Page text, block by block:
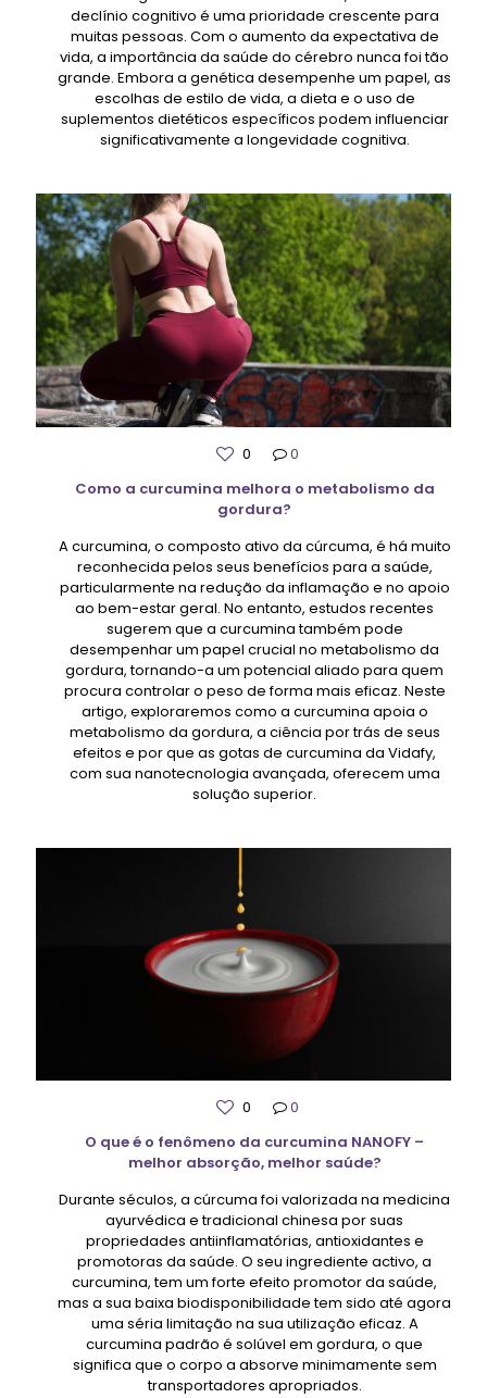
declínio cognitivo é uma prioridade crescente para
muitas pessoas. Com o aumento da expectativa de
vida, a importância da saúde do cérebro nunca foi tão
grande. Embora a genética desempenhe um papel, as
escolhas de estilo de vida, a dieta e o uso de
suplementos dietéticos específicos podem influenciar
significativamente a longevidade cognitiva.
0
0
Como a curcumina melhora o metabolismo da
gordura?
A curcumina, o composto ativo da cúrcuma, é há muito
reconhecida pelos seus benefícios para a saúde,
particularmente na redução da inflamação e no apoio
ao bem-estar geral. No entanto, estudos recentes
sugerem que a curcumina também pode
desempenhar um papel crucial no metabolismo da
gordura, tornando-a um potencial aliado para quem
procura controlar o peso de forma mais eficaz. Neste
artigo, exploraremos como a curcumina apoia o
metabolismo da gordura, a ciência por trás de seus
efeitos e por que as gotas de curcumina da Vidafy,
com sua nanotecnologia avançada, oferecem uma
solução superior.
0
0
O que é o fenômeno da curcumina NANOFY –
melhor absorção, melhor saúde?
Durante séculos, a cúrcuma foi valorizada na medicina
ayurvédica e tradicional chinesa por suas
propriedades antiinflamatórias, antioxidantes e
promotoras da saúde. O seu ingrediente activo, a
curcumina, tem um forte efeito promotor da saúde,
mas a sua baixa biodisponibilidade tem sido até agora
uma séria limitação na sua utilização eficaz. A
curcumina padrão é solúvel em gordura, o que
significa que o corpo a absorve minimamente sem
transportadores apropriados.